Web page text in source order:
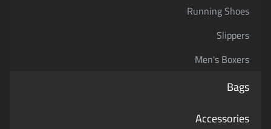
Running Shoes
Slippers
Men's Boxers
Bags
Accessories